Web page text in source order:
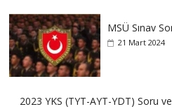
MSÜ Sınav
21 Mart 2024
2023 YKS (TYT-AYT-YDT) Soru